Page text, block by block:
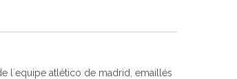
l´equipe atlético de madrid, emaillés